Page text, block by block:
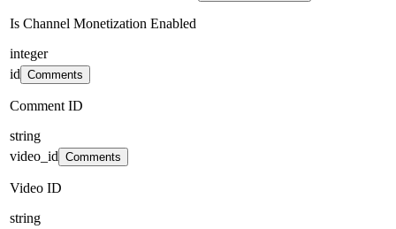
Is Channel Monetization Enabled
integer
id Comments
Comment ID
string
video_id Comments
Video ID
string